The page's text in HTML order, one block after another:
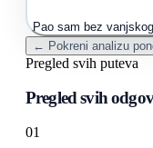
Pao sam bez
← Pokreni analizu
Pregled svih puteva
Pregled svih
01